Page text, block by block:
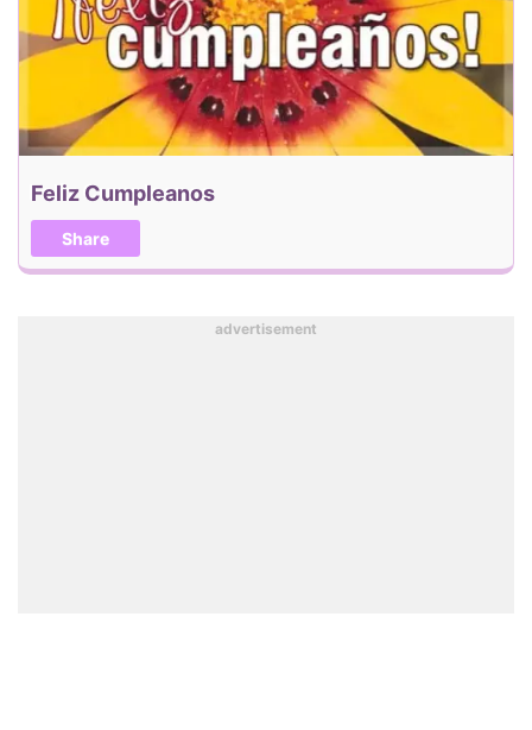
Feliz Cumpleanos
Share
advertisement